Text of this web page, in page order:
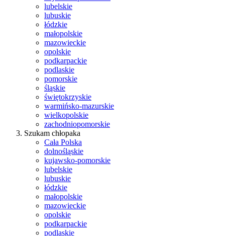
lubelskie
lubuskie
łódzkie
małopolskie
mazowieckie
opolskie
podkarpackie
podlaskie
pomorskie
śląskie
świętokrzyskie
warmińsko-mazurskie
wielkopolskie
zachodniopomorskie
Szukam chłopaka
Cała Polska
dolnośląskie
kujawsko-pomorskie
lubelskie
lubuskie
łódzkie
małopolskie
mazowieckie
opolskie
podkarpackie
podlaskie